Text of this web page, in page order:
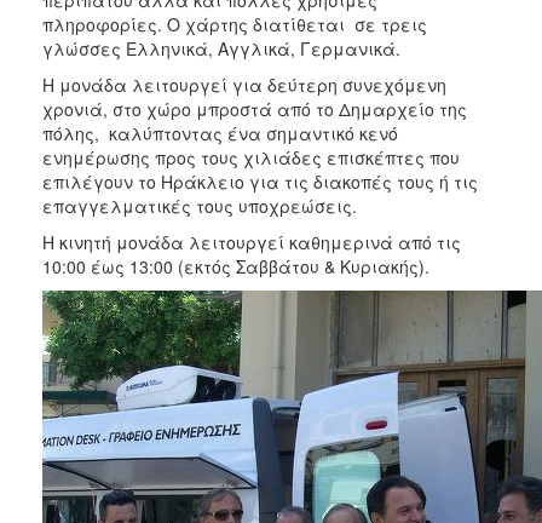
2011
2010
2006
ΠΟΛΙΤΙΣΜΟΣ
ΑΝΘΕΚΤΙΚΗ
ΠΟΛΗ
πληροφορίες. Ο χάρτης διατίθεται σε τρεις
γλώσσες Ελληνικά, Αγγλικά, Γερμανικά.
Η μονάδα λειτουργεί για δεύτερη συνεχόμενη
χρονιά, στο χώρο μπροστά από το Δημαρχείο της
πόλης, καλύπτοντας ένα σημαντικό κενό
ενημέρωσης προς τους χιλιάδες επισκέπτες που
επιλέγουν το Ηράκλειο για τις διακοπές τους ή τις
επαγγελματικές τους υποχρεώσεις.
Η κινητή μονάδα λειτουργεί καθημερινά από τις
10:00 έως 13:00 (εκτός Σαββάτου & Κυριακής).